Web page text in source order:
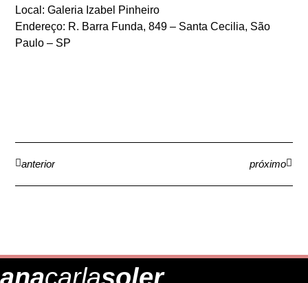
Local: Galeria Izabel Pinheiro
Endereço: R. Barra Funda, 849 – Santa Cecilia, São
Paulo – SP
anterior próximo